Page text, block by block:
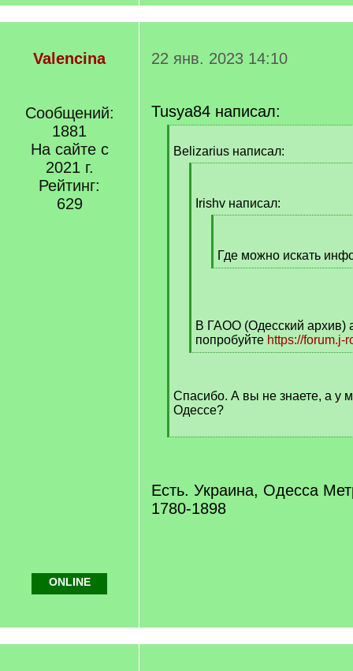
Valencina
Сообщений:
1881
На сайте с
2021 г.
Рейтинг:
629
22 янв. 2023 14:10
Tusya84 написал:
q
Belizarius написал:
]Irishv написал:
]Где можно искать
[
В ГАОО (Одесский архив)
попробуйте https://forum.j-
[
]
Спасибо. А вы не знаете, а у
Одессе?
[
Есть. Украина, Одесса
1780-1898
ONLINE